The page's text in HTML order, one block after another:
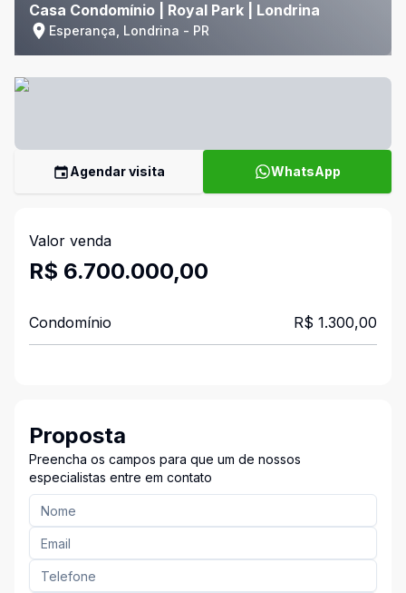
Casa Condomínio | Royal Park | Londrina
Esperança, Londrina - PR
Agendar visita WhatsApp
Valor venda
R$ 6.700.000,00
Condomínio R$ 1.300,00
Proposta
Preencha os campos para que um de nossos
especialistas entre em contato